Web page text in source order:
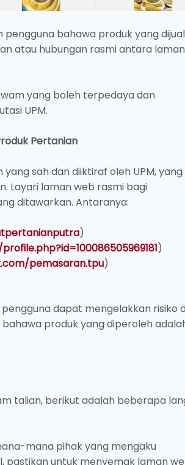
bahawa produk yang dijual
atau hubungan rasmi antara
yang boleh terpedaya dan
UPM.
Pertanian
sah dan diiktiraf oleh UPM, yang
Layari laman web rasmi bagi
ditawarkan. Antaranya:
)
)
pemasaran.tpu)
dapat mengelakkan risiko
produk yang diperoleh
talian, berikut adalah beberapa
mana pihak yang mengaku
pastikan untuk menyemak laman